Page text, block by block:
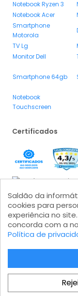
Notebook Ryzen 3
Notebook Acer
Smartphone
Motorola
TV Lg
Monitor Dell
Smartphone 64gb
Notebook
Touchscreen
Certificados
Formas de
Saldão da Informática
Saldão da
cookies para
experiência no
concorda com a
Política de